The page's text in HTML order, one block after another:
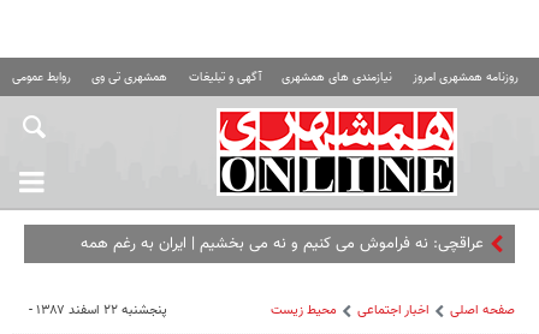
روزنامه همشهری امروز نیازمندی های همشهری آگهی و تبلیغات همشهری تی وی روابط عمومی
عراقچی: نه فراموش می کنیم و نه می بخشیم | ایران به رغم همه
صفحه اصلی اخبار اجتماعی محیط زیست پنجشنبه ۲۲ اسفند ۱۳۸۷ -